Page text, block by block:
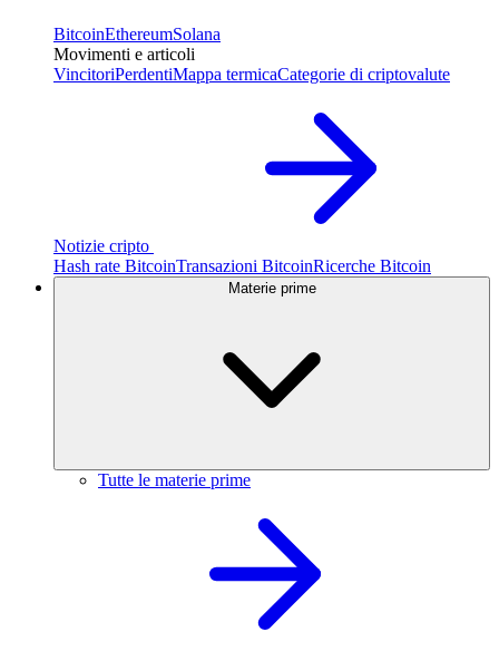
BitcoinEthereumSolana
Movimenti e articoli
VincitoriPerdentiMappa termicaCategorie di criptovalute
Notizie cripto
Hash rate BitcoinTransazioni BitcoinRicerche Bitcoin
Materie prime
Tutte le materie prime